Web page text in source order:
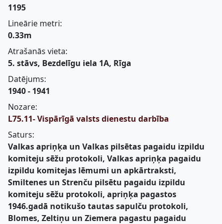
1195
Lineārie metri:
0.33m
Atrašanās vieta:
5. stāvs, Bezdelīgu iela 1A, Rīga
Datējums:
1940 - 1941
Nozare:
L75.11- Vispārīgā valsts dienestu darbība
Saturs:
Valkas apriņķa un Valkas pilsētas pagaidu izpildu
komiteju sēžu protokoli, Valkas apriņķa pagaidu
izpildu komitejas lēmumi un apkārtraksti,
Smiltenes un Strenču pilsētu pagaidu izpildu
komiteju sēžu protokoli, apriņķa pagastos
1946.gadā notikušo tautas sapulču protokoli,
Blomes, Zeltiņu un Ziemera pagastu pagaidu